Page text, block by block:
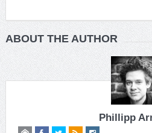
ABOUT THE AUTHOR
Phillipp